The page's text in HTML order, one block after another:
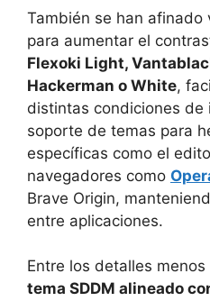
También se han
para aumentar el
Flexoki Light,
Hackerman o White,
distintas condiciones de
soporte de temas para
específicas como el
navegadores como
Brave Origin,
entre aplicaciones.
Entre los detalles
tema SDDM alineado